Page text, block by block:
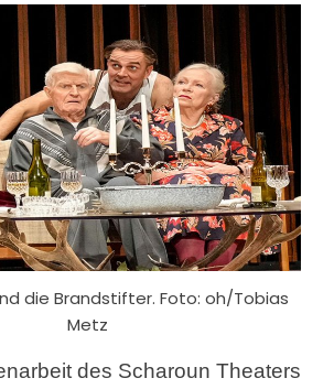
die Brandstifter. Foto: oh/Tobias
Metz
des Scharoun Theaters